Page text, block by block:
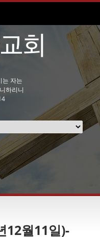
는 자는
하리니
12월11일)-